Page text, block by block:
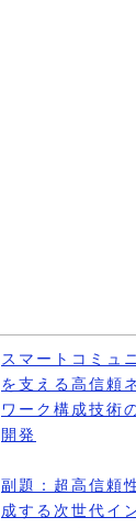
スマートコミュ
を支える高信頼
ワーク構成技術
開発
副題：超高信頼
成する次世代イ